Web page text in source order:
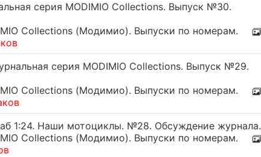
серия MODIMIO Collections. Выпуск №30.
Collections (Модимио). Выпуски по номерам.
серия MODIMIO Collections. Выпуск №29.
Collections (Модимио). Выпуски по номерам.
1:24. Наши мотоциклы. №28. Обсуждение журнала.
Collections (Модимио). Выпуски по номерам.